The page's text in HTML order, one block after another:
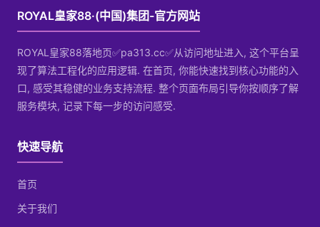
ROYAL皇家88·(中国)集团-官方网站
ROYAL皇家88落地页✅pa313.cc✅从访问地址进入, 这个平台呈
现了算法工程化的应用逻辑. 在首页, 你能快速找到核心功能的入
口, 感受其稳健的业务支持流程. 整个页面布局引导你按顺序了解
服务模块, 记录下每一步的访问感受.
快速导航
首页
关于我们